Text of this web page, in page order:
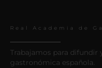
Real Academia de
Trabajamos para
gastronómica española.